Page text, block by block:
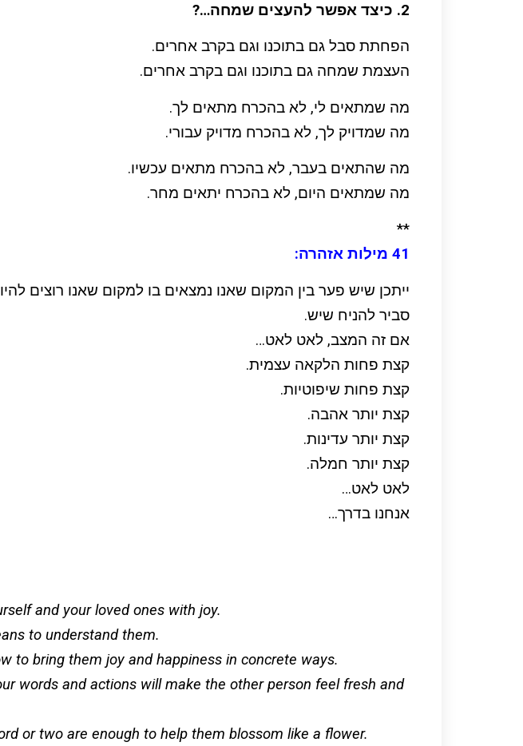
2. כיצד אפשר להעצים שמחה…?
הפחתת סבל גם בתוכנו וגם בקרב אחרים.
העצמת שמחה גם בתוכנו וגם בקרב אחרים.
מה שמתאים לי, לא בהכרח מתאים לך.
מה שמדויק לך, לא בהכרח מדויק עבורי.
מה שהתאים בעבר, לא בהכרח מתאים עכשיו.
מה שמתאים היום, לא בהכרח יתאים מחר.
**
41 מילות אזהרה:
ייתכן שיש פער בין המקום שאנו נמצאים בו למקום שאנו רוצים
סביר להניח שיש.
אם זה המצב, לאט לאט…
קצת פחות הלקאה עצמית.
קצת פחות שיפוטיות.
קצת יותר אהבה.
קצת יותר עדינות.
קצת יותר חמלה.
לאט לאט…
אנחנו בדרך…
and your loved ones with joy.
to understand them.
to bring them joy and happiness in concrete ways.
words and actions will make the other person feel fresh and
or two are enough to help them blossom like a flower.